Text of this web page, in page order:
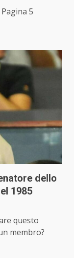
Pagina 5
dello
1985
questo
membro?